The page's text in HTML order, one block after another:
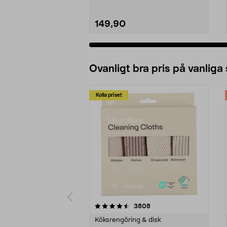
149,90
Ovanligt bra pris på vanliga
Kolla priset
3808recensioner
Köksrengöring & disk
4.0av 5 stjärnor